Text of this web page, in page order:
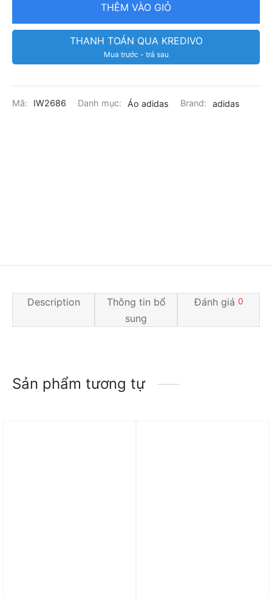
THÊM VÀO GIỎ
THANH TOÁN QUA KREDIVO
Mua trước - trả sau
Mã: IW2686 Danh mục: Áo adidas Brand: adidas
Description
Thông tin bổ
sung
Đánh giá 0
Sản phẩm tương tự